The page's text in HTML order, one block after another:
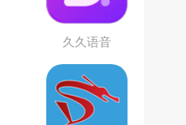
久久语音